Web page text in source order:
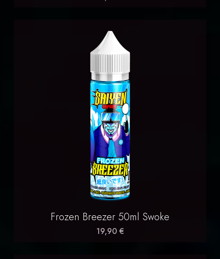
Frozen Breezer 50ml Swoke
19,90 €